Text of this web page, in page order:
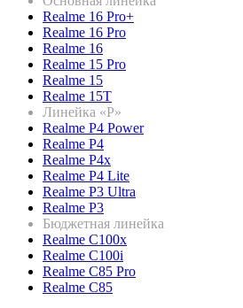
Realme 16 Pro+
Realme 16 Pro
Realme 16
Realme 15 Pro
Realme 15
Realme 15T
Линейка «P»
Realme P4 Power
Realme P4
Realme P4x
Realme P4 Lite
Realme P3 Ultra
Realme P3
Бюджетная линейка
Realme C100x
Realme C100i
Realme C85 Pro
Realme C85